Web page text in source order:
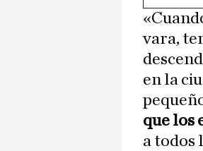
vara,
en la
que los
a todos